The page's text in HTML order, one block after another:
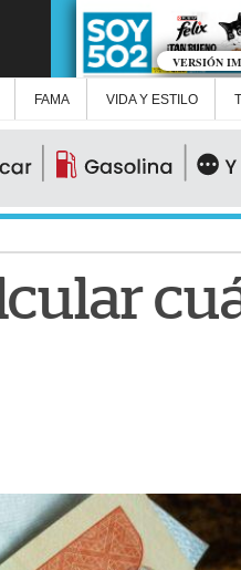
VERSIÓN
FAMA VIDA Y ESTILO